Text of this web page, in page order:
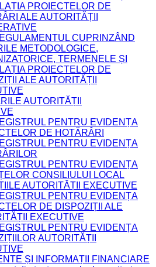
PROIECTELOR DE
ALE AUTORITĂȚII
CUPRINZÂND
METODOLOGICE,
TERMENELE ȘI
PROIECTELOR DE
ALE AUTORITĂȚII
AUTORITĂȚII
PENTRU EVIDENȚA
DE HOTĂRÂRI
PENTRU EVIDENȚA
PENTRU EVIDENȚA
CONSILIULUI LOCAL
AUTORITĂȚII EXECUTIVE
PENTRU EVIDENȚA
DE DISPOZIȚII ALE
EXECUTIVE
PENTRU EVIDENȚA
AUTORITĂȚII
ȘI INFORMAȚII FINANCIARE